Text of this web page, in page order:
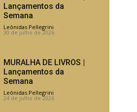
Lançamentos da
Semana
Leônidas Pellegrini -
30 de julho de 2026
MURALHA DE LIVROS |
Lançamentos da
Semana
Leônidas Pellegrini -
24 de julho de 2026